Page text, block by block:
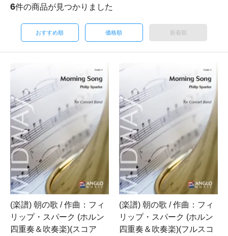
6件の商品が見つかりました
おすすめ順 価格順 新着順
(楽譜) 朝の歌 / 作曲：フィ
リップ・スパーク (ホルン
四重奏＆吹奏楽)(スコア
(楽譜) 朝の歌 / 作曲：フィ
リップ・スパーク (ホルン
四重奏＆吹奏楽)(フルスコ